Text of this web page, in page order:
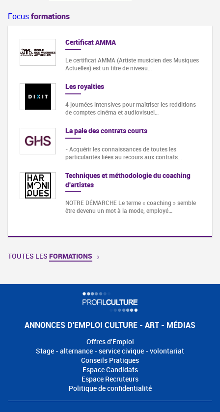
Focusformations
Certificat AMMA
Le certificat AMMA (Artiste musicien des Musiques
Actuelles) est un titre de niveau…
Les royalties
4 journées intensives pour maîtriser les redditions
de comptes cinéma et audiovisuel…
La paie des contrats courts
- Acquérir les connaissances de toutes les
particularités liées au recours aux contrats…
Techniques et méthodologie du coaching
d'artistes
NOTRE DÉMARCHE Le terme « coaching » semble
être devenu un mot à la mode, employé…
TOUTES LES FORMATIONS
ANNONCES D'EMPLOI CULTURE - ART - MÉDIAS
Offres d'Emploi
Stage - alternance - service civique - volontariat
Conseils Pratiques
Espace Candidats
Espace Recruteurs
Politique de confidentialité